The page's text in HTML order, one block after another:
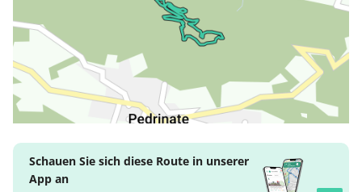
Schauen Sie sich diese Route in unserer
App an